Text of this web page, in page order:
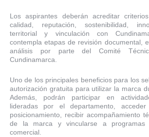
Los aspirantes deberán acreditar
calidad, reputación, sostenibilidad,
territorial y vinculación con
contempla etapas de revisión documental,
análisis por parte del Comité
Cundinamarca.
Uno de los principales beneficios para los
autorización gratuita para utilizar la marca
Además, podrán participar en
lideradas por el departamento,
posicionamiento, recibir acompañamiento
de la marca y vincularse a programas
comercial.